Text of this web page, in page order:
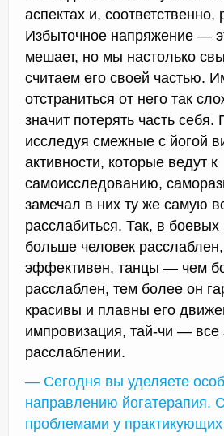
аспектах и, соответственно,
Избыточное напряжение —
мешает, но мы настолько
считаем его своей частью.
отстраниться от него так
значит потерять часть себя.
исследуя смежные с йогой
активности, которые ведут к
самоисследованию,
замечал в них ту же самую
расслабиться. Так, в боевых
больше человек
эффективен, танцы — чем
расслаблен, тем более он
красивы и плавны его
импровизация, тай-чи — все
расслаблении.
— Сегодня вы уделяете
направлению йогатерапия.
проблемами у